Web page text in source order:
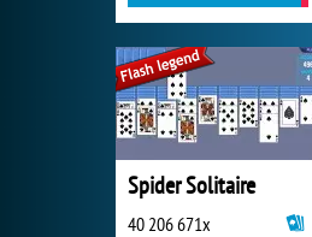
Spider Solitaire
40 206 671x